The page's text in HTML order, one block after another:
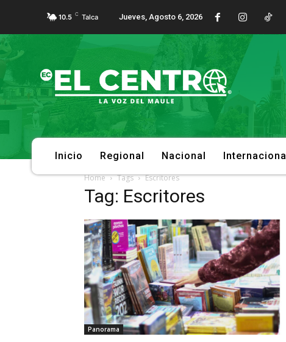
10.5 C Talca Jueves, Agosto 6, 2026
Inicio Regional Nacional Internacional
Home Tags Escritores
Tag: Escritores
Panorama